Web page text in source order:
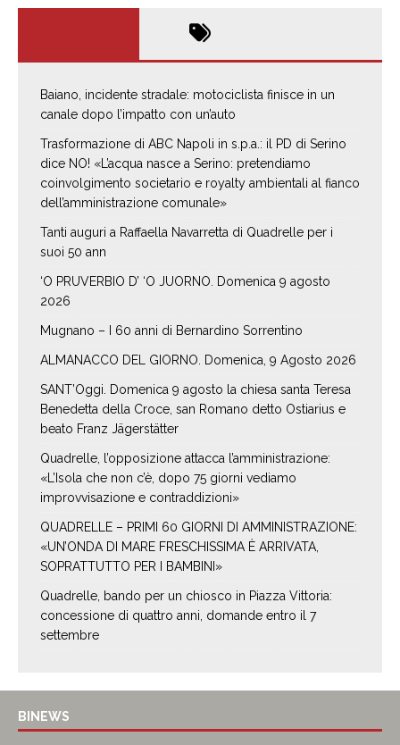
Baiano, incidente stradale: motociclista finisce in un
canale dopo l’impatto con un’auto
Trasformazione di ABC Napoli in s.p.a.: il PD di Serino
dice NO! «L’acqua nasce a Serino: pretendiamo
coinvolgimento societario e royalty ambientali al fianco
dell’amministrazione comunale»
Tanti auguri a Raffaella Navarretta di Quadrelle per i
suoi 50 ann
‘O PRUVERBIO D’ ‘O JUORNO. Domenica 9 agosto
2026
Mugnano – I 60 anni di Bernardino Sorrentino
ALMANACCO DEL GIORNO. Domenica, 9 Agosto 2026
SANT’Oggi. Domenica 9 agosto la chiesa santa Teresa
Benedetta della Croce, san Romano detto Ostiarius e
beato Franz Jägerstätter
Quadrelle, l’opposizione attacca l’amministrazione:
«L’Isola che non c’è, dopo 75 giorni vediamo
improvvisazione e contraddizioni»
QUADRELLE – PRIMI 60 GIORNI DI AMMINISTRAZIONE:
«UN’ONDA DI MARE FRESCHISSIMA È ARRIVATA,
SOPRATTUTTO PER I BAMBINI»
Quadrelle, bando per un chiosco in Piazza Vittoria:
concessione di quattro anni, domande entro il 7
settembre
BINEWS